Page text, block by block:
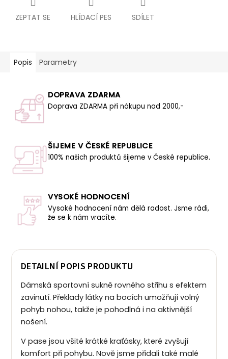
ZEPTAT SE HLÍDACÍ PES SDÍLET
Popis Parametry
DOPRAVA ZDARMA
Doprava ZDARMA při nákupu nad 2000,-
ŠIJEME V ČESKÉ REPUBLICE
100% našich produktů šijeme v České republice.
VYSOKÉ HODNOCENÍ
Vysoké hodnocení nám dělá radost. Jsme rádi,
že se k nám vracíte.
DETAILNÍ POPIS PRODUKTU
Dámská sportovní sukně rovného střihu s efektem
zavinutí. Překlady látky na bocích umožňují volný
pohyb nohou, takže je pohodlná i na aktivnější
nošení.
V pase jsou všité krátké kraťásky, které zvyšují
komfort při pohybu. Nově jsme přidali také malé